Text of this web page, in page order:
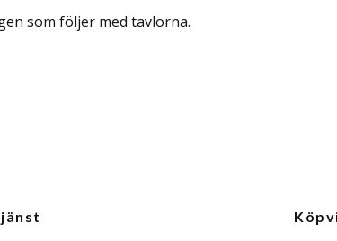
som följer med tavlorna.